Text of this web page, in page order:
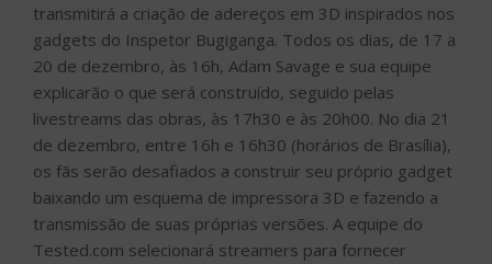
transmitirá a criação de adereços em 3D inspirados nos
gadgets do Inspetor Bugiganga. Todos os dias, de 17 a
20 de dezembro, às 16h, Adam Savage e sua equipe
explicarão o que será construído, seguido pelas
livestreams das obras, às 17h30 e às 20h00. No dia 21
de dezembro, entre 16h e 16h30 (horários de Brasília),
os fãs serão desafiados a construir seu próprio gadget
baixando um esquema de impressora 3D e fazendo a
transmissão de suas próprias versões. A equipe do
Tested.com selecionará streamers para fornecer